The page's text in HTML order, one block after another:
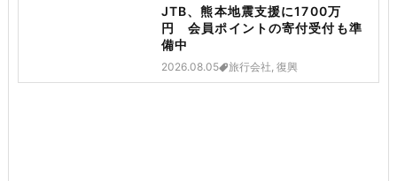
JTB、熊本地震支援に1700万
円 会員ポイントの寄付受付も準
備中
2026.08.05 旅行会社, 復興